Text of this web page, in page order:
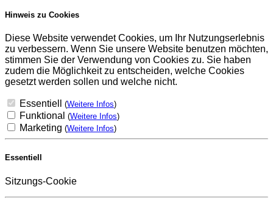
Hinweis zu Cookies
Diese Website verwendet Cookies, um Ihr Nutzungserlebnis
zu verbessern. Wenn Sie unsere Website benutzen möchten,
stimmen Sie der Verwendung von Cookies zu. Sie haben
zudem die Möglichkeit zu entscheiden, welche Cookies
gesetzt werden sollen und welche nicht.
Essentiell (Weitere Infos)
Funktional (Weitere Infos)
Marketing (Weitere Infos)
Essentiell
Sitzungs-Cookie